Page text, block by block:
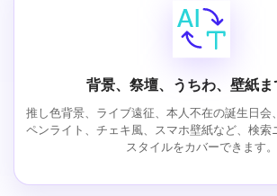
背景、祭壇、うちわ、壁紙ま
推し色背景、ライブ遠征、本人不在の誕生日会
ペンライト、チェキ風、スマホ壁紙など、検索
スタイルをカバーできます。